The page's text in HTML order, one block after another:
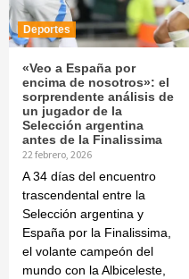
Deportes
«Veo a España por
encima de nosotros»: el
sorprendente análisis de
un jugador de la
Selección argentina
antes de la Finalissima
22 febrero, 2026
A 34 días del encuentro
trascendental entre la
Selección argentina y
España por la Finalissima,
el volante campeón del
mundo con la Albiceleste,